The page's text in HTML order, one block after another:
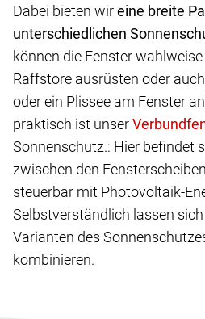
Dabei bieten wireine breite
unterschiedlichen
können die Fenster
Raffstore ausrüsten oder
oder ein Plissee am Fenster
praktisch ist unser
Sonnenschutz.: Hier befindet
zwischen den
steuerbar mit Photovoltaik-
Selbstverständlich lassen
Varianten des
kombinieren.